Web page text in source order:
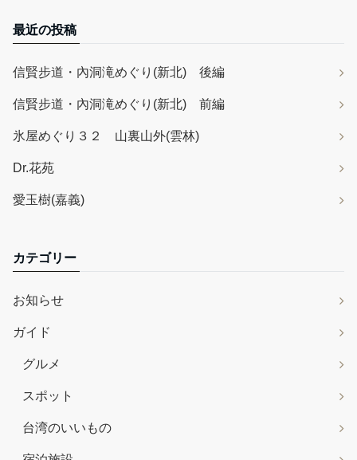
最近の投稿
信賢步道・內洞滝めぐり(新北) 後編
信賢步道・內洞滝めぐり(新北) 前編
氷屋めぐり３２ 山裏山外(雲林)
Dr.花苑
愛玉樹(嘉義)
カテゴリー
お知らせ
ガイド
グルメ
スポット
台湾のいいもの